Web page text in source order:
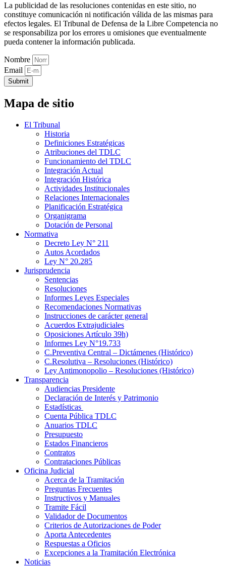
La publicidad de las resoluciones contenidas en este sitio, no
constituye comunicación ni notificación válida de las mismas para
efectos legales. El Tribunal de Defensa de la Libre Competencia no
se responsabiliza por los errores u omisiones que eventualmente
pueda contener la información publicada.
Nombre
Email
Submit
Mapa de sitio
El Tribunal
Historia
Definiciones Estratégicas
Atribuciones del TDLC
Funcionamiento del TDLC
Integración Actual
Integración Histórica
Actividades Institucionales
Relaciones Internacionales
Planificación Estratégica
Organigrama
Dotación de Personal
Normativa
Decreto Ley N° 211
Autos Acordados
Ley N° 20.285
Jurisprudencia
Sentencias
Resoluciones
Informes Leyes Especiales
Recomendaciones Normativas
Instrucciones de carácter general
Acuerdos Extrajudiciales
Oposiciones Artículo 39h)
Informes Ley N°19.733
C.Preventiva Central – Dictámenes (Histórico)
C.Resolutiva – Resoluciones (Histórico)
Ley Antimonopolio – Resoluciones (Histórico)
Transparencia
Audiencias Presidente
Declaración de Interés y Patrimonio
Estadísticas
Cuenta Pública TDLC
Anuarios TDLC
Presupuesto
Estados Financieros
Contratos
Contrataciones Públicas
Oficina Judicial
Acerca de la Tramitación
Preguntas Frecuentes
Instructivos y Manuales
Tramite Fácil
Validador de Documentos
Criterios de Autorizaciones de Poder
Aporta Antecedentes
Respuestas a Oficios
Excepciones a la Tramitación Electrónica
Noticias